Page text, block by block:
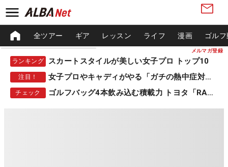
メルマガ登録
全ツアー ギア レッスン ライフ 漫画 ゴル
ランキング スカートスタイルが美しい女子プロ トップ10
注目！ 女子プロやキャディがやる「ガチの熱中症対策」
チェック ゴルフバッグ4本飲み込む積載力 トヨタ「RAV4」